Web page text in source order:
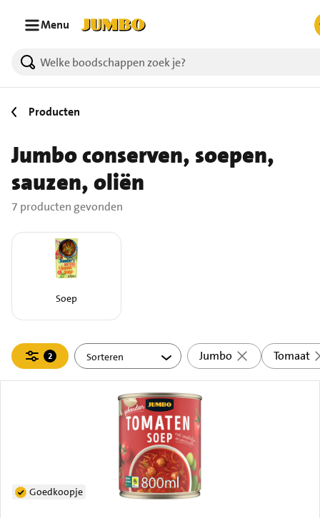
Menu
7 producten gevonden.
Producten
Jumbo conserven, soepen,
sauzen, oliën
7 producten gevonden
Soep
Filteren
2
actief
Jumbo Tomaat
Goedkoopje